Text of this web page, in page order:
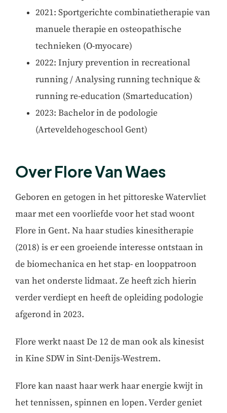
2021: Sportgerichte combinatietherapie van
manuele therapie en osteopathische
technieken (O-myocare)
2022: Injury prevention in recreational
running / Analysing running technique &
running re-education (Smarteducation)
2023: Bachelor in de podologie
(Arteveldehogeschool Gent)
Over Flore Van Waes
Geboren en getogen in het pittoreske Watervliet
maar met een voorliefde voor het stad woont
Flore in Gent. Na haar studies kinesitherapie
(2018) is er een groeiende interesse ontstaan in
de biomechanica en het stap- en looppatroon
van het onderste lidmaat. Ze heeft zich hierin
verder verdiept en heeft de opleiding podologie
afgerond in 2023.
Flore werkt naast De 12 de man ook als kinesist
in Kine SDW in Sint-Denijs-Westrem.
Flore kan naast haar werk haar energie kwijt in
het tennissen, spinnen en lopen. Verder geniet